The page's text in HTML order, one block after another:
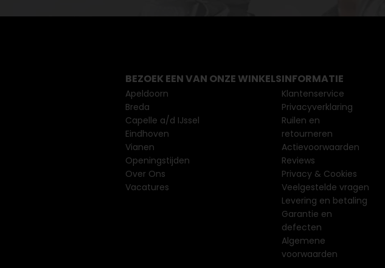
BEZOEK EEN VAN ONZE WINKELS
Apeldoorn
Breda
Capelle a/d IJssel
Eindhoven
Vianen
Openingstijden
Over Ons
Vacatures
INFORMATIE
Klantenservice
Privacyverklaring
Ruilen en
retourneren
Actievoorwaarden
Reviews
Privacy & Cookies
Veelgestelde vragen
Levering en betaling
Garantie en
defecten
Algemene
voorwaarden